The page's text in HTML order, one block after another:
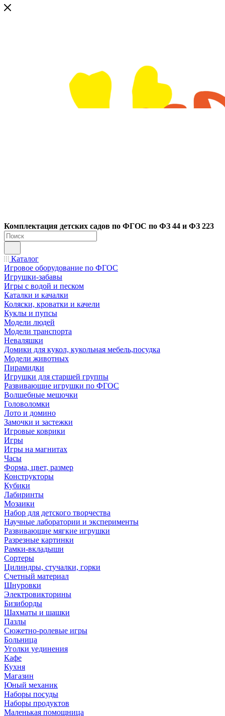
Комплектация детских садов по ФГОC по ФЗ 44 и ФЗ 223
Каталог
Игровое оборудование по ФГОС
Игрушки-забавы
Игры с водой и песком
Каталки и качалки
Коляски, кроватки и качели
Куклы и пупсы
Модели людей
Модели транспорта
Неваляшки
Домики для кукол, кукольная мебель,посудка
Модели животных
Пирамидки
Игрушки для старшей группы
Развивающие игрушки по ФГОС
Волшебные мешочки
Головоломки
Лото и домино
Замочки и застежки
Игровые коврики
Игры
Игры на магнитах
Часы
Форма, цвет, размер
Конструкторы
Кубики
Лабиринты
Мозаики
Набор для детского творчества
Научные лаборатории и эксперименты
Развивающие мягкие игрушки
Разрезные картинки
Рамки-вкладыши
Сортеры
Цилиндры, стучалки, горки
Счетный материал
Шнуровки
Электровикторины
Бизиборды
Шахматы и шашки
Пазлы
Сюжетно-ролевые игры
Больница
Уголки уединения
Кафе
Кухня
Магазин
Юный механик
Наборы посуды
Наборы продуктов
Маленькая помощница